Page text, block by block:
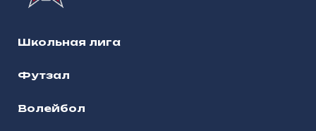
Школьная лига
Футзал
Волейбол